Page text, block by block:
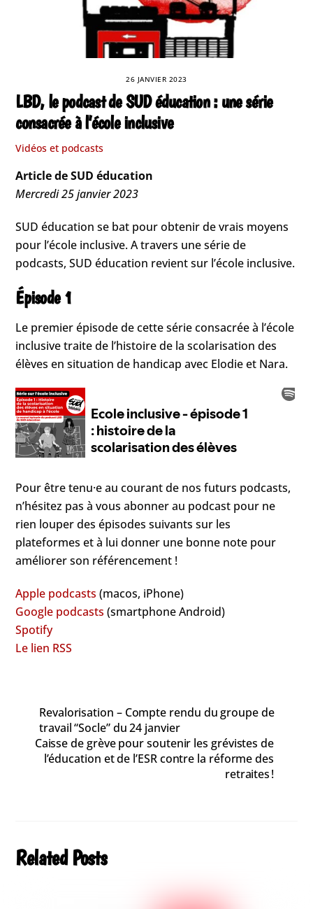
26 JANVIER 2023
LBD, le podcast de SUD éducation : une série
consacrée à l’école inclusive
Vidéos et podcasts
Article de SUD éducation
Mercredi 25 janvier 2023
SUD éducation se bat pour obtenir de vrais moyens
pour l’école inclusive. A travers une série de
podcasts, SUD éducation revient sur l’école inclusive.
Épisode 1
Le premier épisode de cette série consacrée à l’école
inclusive traite de l’histoire de la scolarisation des
élèves en situation de handicap avec Elodie et Nara.
Pour être tenu·e au courant de nos futurs podcasts,
n’hésitez pas à vous abonner au podcast pour ne
rien louper des épisodes suivants sur les
plateformes et à lui donner une bonne note pour
améliorer son référencement !
Apple podcasts (macos, iPhone)
Google podcasts (smartphone Android)
Spotify
Le lien RSS
Revalorisation – Compte rendu du groupe de
travail “Socle” du 24 janvier
Caisse de grève pour soutenir les grévistes de
l’éducation et de l’ESR contre la réforme des
retraites !
Related Posts